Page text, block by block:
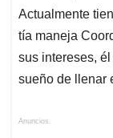
Actualmente
tía maneja
sus intereses,
sueño de llenar
Anuncios.